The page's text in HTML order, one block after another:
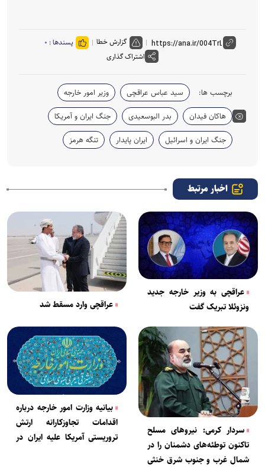
گزارش خطا پسندها : ۰
اشتراک گذاری
برچسب ها: سید عباس عراقچی
وزیر امور خارجه
هاکان فیدان
بدر البوسعیدی
جنگ ایران و آمریکا
جنگ ایران و اسرائیل
ایران پایدار تنگه هرمز
اخبار مرتبط
عراقچی به وزیر خارجه جدید
ونزوئلا تبریک گفت
عراقچی وارد مسقط شد
سردار کرمی: نیروهای مسلح
تاکنون توطئه‌های دشمنان را در
شمال غرب و جنوب شرق خنثی
بیانیه وزارت امور خارجه درباره
اقدامات تجاوزکارانه ارتش
تروریستی آمریکا علیه ایران در